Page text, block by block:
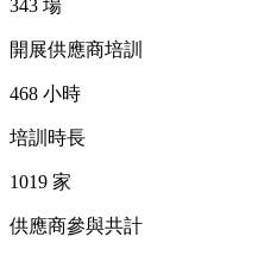
343 場
開展供應商培訓
468 小時
培訓時長
1019 家
供應商參與共計